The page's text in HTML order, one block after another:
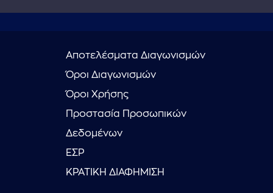
Αποτελέσματα Διαγωνισμών
Όροι Διαγωνισμών
Όροι Χρήσης
Προστασία Προσωπικών
Δεδομένων
ΕΣΡ
ΚΡΑΤΙΚΗ ΔΙΑΦΗΜΙΣΗ